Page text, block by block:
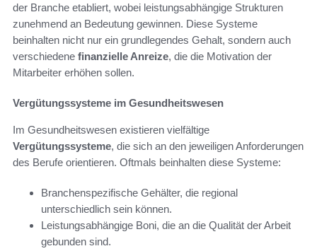
der Branche etabliert, wobei leistungsabhängige Strukturen
zunehmend an Bedeutung gewinnen. Diese Systeme
beinhalten nicht nur ein grundlegendes Gehalt, sondern auch
verschiedene finanzielle Anreize, die die Motivation der
Mitarbeiter erhöhen sollen.
Vergütungssysteme im Gesundheitswesen
Im Gesundheitswesen existieren vielfältige
Vergütungssysteme, die sich an den jeweiligen Anforderungen
des Berufe orientieren. Oftmals beinhalten diese Systeme:
Branchenspezifische Gehälter, die regional
unterschiedlich sein können.
Leistungsabhängige Boni, die an die Qualität der Arbeit
gebunden sind.